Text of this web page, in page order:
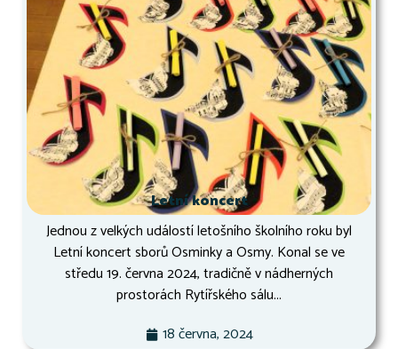
Letní koncert
Jednou z velkých událostí letošního školního roku byl
Letní koncert sborů Osminky a Osmy. Konal se ve
středu 19. června 2024, tradičně v nádherných
prostorách Rytířského sálu...
18 června, 2024